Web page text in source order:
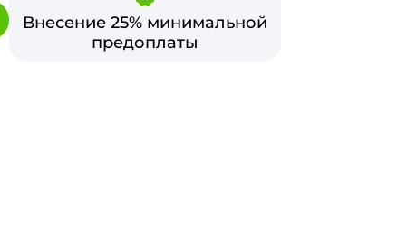
Внесение 25% минимальной
предоплаты